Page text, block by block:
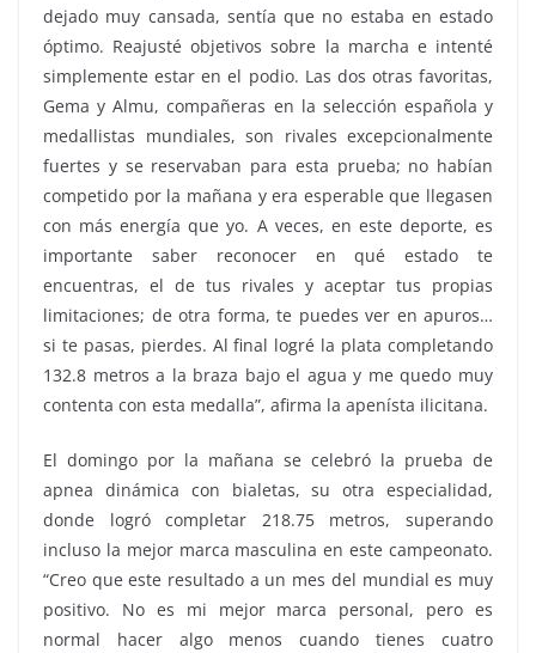
dejado muy cansada, sentía que no estaba en estado
óptimo. Reajusté objetivos sobre la marcha e intenté
simplemente estar en el podio. Las dos otras favoritas,
Gema y Almu, compañeras en la selección española y
medallistas mundiales, son rivales excepcionalmente
fuertes y se reservaban para esta prueba; no habían
competido por la mañana y era esperable que llegasen
con más energía que yo. A veces, en este deporte, es
importante saber reconocer en qué estado te
encuentras, el de tus rivales y aceptar tus propias
limitaciones; de otra forma, te puedes ver en apuros…
si te pasas, pierdes. Al final logré la plata completando
132.8 metros a la braza bajo el agua y me quedo muy
contenta con esta medalla”, afirma la apenísta ilicitana.
El domingo por la mañana se celebró la prueba de
apnea dinámica con bialetas, su otra especialidad,
donde logró completar 218.75 metros, superando
incluso la mejor marca masculina en este campeonato.
“Creo que este resultado a un mes del mundial es muy
positivo. No es mi mejor marca personal, pero es
normal hacer algo menos cuando tienes cuatro